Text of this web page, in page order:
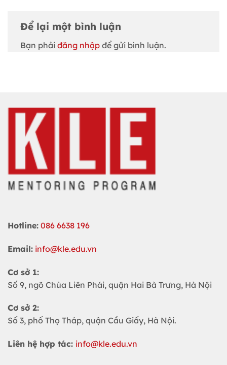
Để lại một bình luận
Bạn phải đăng nhập để gửi bình luận.
Hotline: 086 6638 196
Email: info@kle.edu.vn
Cơ sở 1:
Số 9, ngõ Chùa Liên Phái, quận Hai Bà Trưng, Hà Nội
Cơ sở 2:
Số 3, phố Thọ Tháp, quận Cầu Giấy, Hà Nội.
Liên hệ hợp tác: info@kle.edu.vn